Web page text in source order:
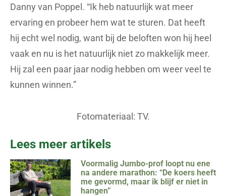
Danny van Poppel. “Ik heb natuurlijk wat meer
ervaring en probeer hem wat te sturen. Dat heeft
hij echt wel nodig, want bij de beloften won hij heel
vaak en nu is het natuurlijk niet zo makkelijk meer.
Hij zal een paar jaar nodig hebben om weer veel te
kunnen winnen.”
Fotomateriaal: TV.
Lees meer artikels
Voormalig Jumbo-prof loopt nu ene
na andere marathon: “De koers heeft
me gevormd, maar ik blijf er niet in
hangen”